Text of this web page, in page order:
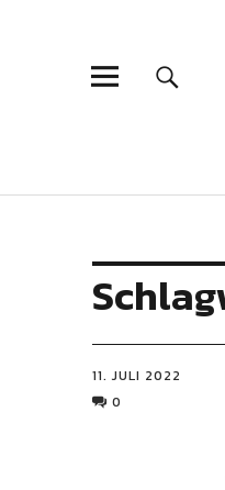
11. JULI 2022
0